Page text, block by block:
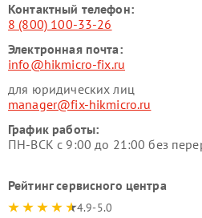
Контактный телефон:
8 (800) 100-33-26
Электронная почта:
info@hikmicro-fix.ru
для юридических лиц
manager@fix-hikmicro.ru
График работы:
ПН-ВСК с 9:00 до 21:00 без
Рейтинг сервисного центра
4.9-5.0